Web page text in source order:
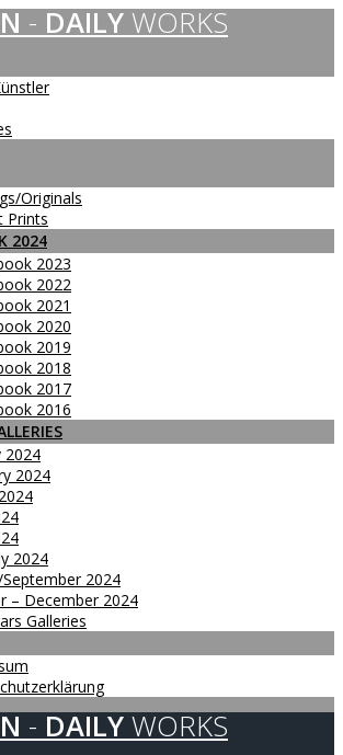
- DAILY WORKS
Originals
Prints
2024
2023
2022
2021
2020
2019
2018
2017
2016
2024
2024
2024
2024
– December 2024
Galleries
- DAILY WORKS